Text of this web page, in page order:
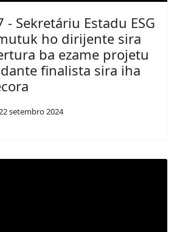
- Sekretáriu Estadu ESG
ho dirijente sira
ba ezame projetu
finalista sira iha
setembro 2024